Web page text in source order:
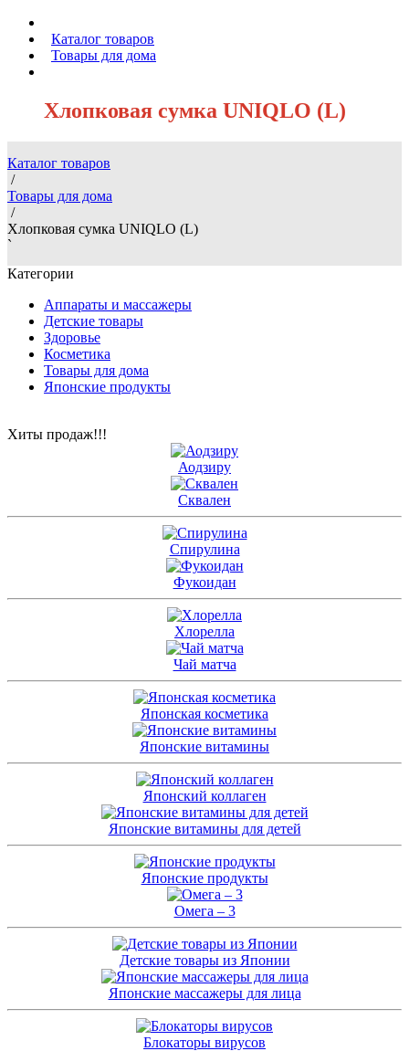
Каталог товаров
Товары для дома
Хлопковая сумка UNIQLO (L)
Каталог товаров
/
Товары для дома
/
Хлопковая сумка UNIQLO (L)
`
Категории
Аппараты и массажеры
Детские товары
Здоровье
Косметика
Товары для дома
Японские продукты
Хиты продаж!!!
Аодзиру
Сквален
Спирулина
Фукоидан
Хлорелла
Чай матча
Японская косметика
Японские витамины
Японский коллаген
Японские витамины для детей
Японские продукты
Омега – 3
Детские товары из Японии
Японские массажеры для лица
Блокаторы вирусов